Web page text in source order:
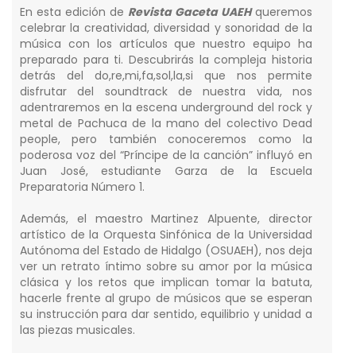
Visitantes
En esta edición de Revista Gaceta UAEHqueremos
celebrar la creatividad, diversidad y sonoridad de la
música con los artículos que nuestro equipo ha
preparado para ti. Descubrirás la compleja historia
detrás del do,re,mi,fa,sol,la,si que nos permite
disfrutar del soundtrack de nuestra vida, nos
adentraremos en la escena underground del rock y
metal de Pachuca de la mano del colectivo Dead
people, pero también conoceremos como la
poderosa voz del “Príncipe de la canción” influyó en
Juan José, estudiante Garza de la Escuela
Preparatoria Número 1.
Además, el maestro Martinez Alpuente, director
artístico de la Orquesta Sinfónica de la Universidad
Autónoma del Estado de Hidalgo (OSUAEH), nos deja
ver un retrato íntimo sobre su amor por la música
clásica y los retos que implican tomar la batuta,
hacerle frente al grupo de músicos que se esperan
su instrucción para dar sentido, equilibrio y unidad a
las piezas musicales.